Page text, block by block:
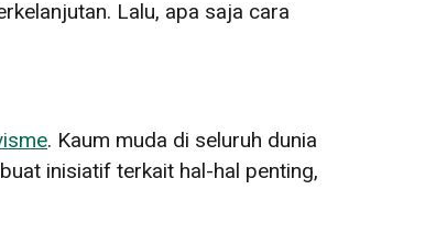
Lalu, apa saja cara
. Kaum muda di seluruh dunia
inisiatif terkait hal-hal penting,